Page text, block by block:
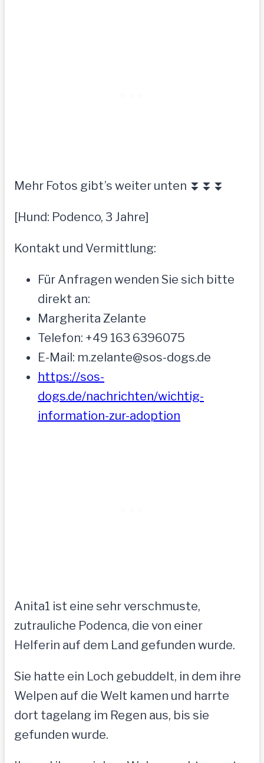
Mehr Fotos gibt’s weiter unten ⏬⏬⏬
[Hund: Podenco, 3 Jahre]
Kontakt und Vermittlung:
Für Anfragen wenden Sie sich bitte
direkt an:
Margherita Zelante
Telefon: +49 163 6396075
E-Mail: m.zelante@sos-dogs.de
https://sos-
dogs.de/nachrichten/wichtig-
information-zur-adoption
Anita1 ist eine sehr verschmuste,
zutrauliche Podenca, die von einer
Helferin auf dem Land gefunden wurde.
Sie hatte ein Loch gebuddelt, in dem ihre
Welpen auf die Welt kamen und harrte
dort tagelang im Regen aus, bis sie
gefunden wurde.